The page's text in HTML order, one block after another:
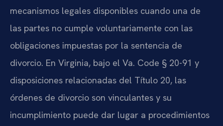
mecanismos legales disponibles cuando una de
las partes no cumple voluntariamente con las
obligaciones impuestas por la sentencia de
divorcio. En Virginia, bajo el Va. Code § 20-91 y
disposiciones relacionadas del Título 20, las
órdenes de divorcio son vinculantes y su
incumplimiento puede dar lugar a procedimientos